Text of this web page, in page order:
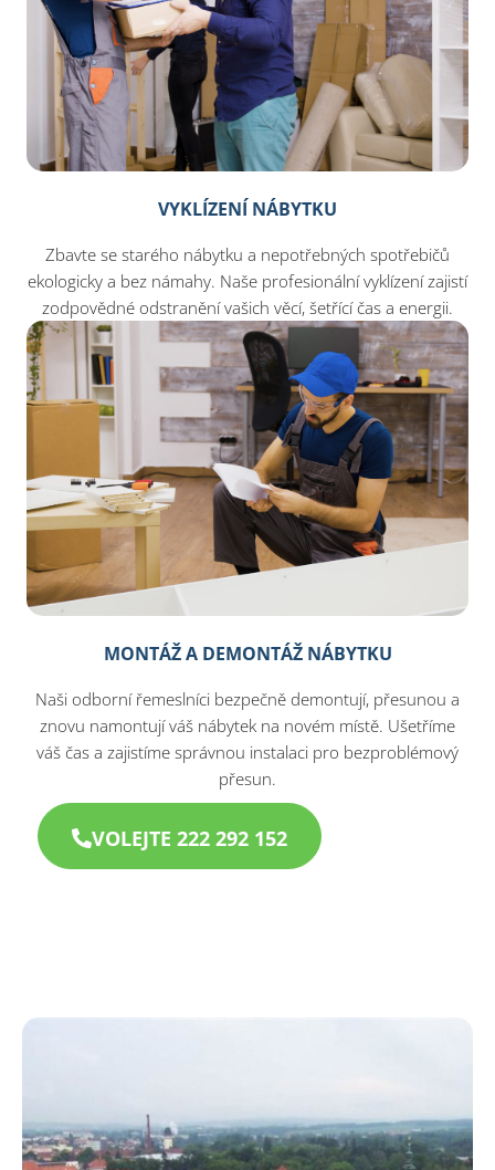
VYKLÍZENÍ NÁBYTKU
Zbavte se starého nábytku a nepotřebných spotřebičů
ekologicky a bez námahy. Naše profesionální vyklízení zajistí
zodpovědné odstranění vašich věcí, šetřící čas a energii.
MONTÁŽ A DEMONTÁŽ NÁBYTKU
Naši odborní řemeslníci bezpečně demontují, přesunou a
znovu namontují váš nábytek na novém místě. Ušetříme
váš čas a zajistíme správnou instalaci pro bezproblémový
přesun.
VOLEJTE 222 292 152